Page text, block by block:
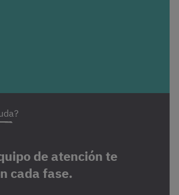
de atención te
cada fase.